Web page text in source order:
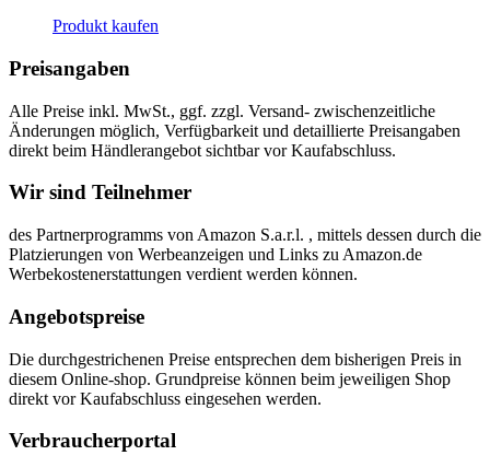
Produkt kaufen
Preisangaben
Alle Preise inkl. MwSt., ggf. zzgl. Versand- zwischenzeitliche
Änderungen möglich, Verfügbarkeit und detaillierte Preisangaben
direkt beim Händlerangebot sichtbar vor Kaufabschluss.
Wir sind Teilnehmer
des Partnerprogramms von Amazon S.a.r.l. , mittels dessen durch die
Platzierungen von Werbeanzeigen und Links zu Amazon.de
Werbekostenerstattungen verdient werden können.
Angebotspreise
Die durchgestrichenen Preise entsprechen dem bisherigen Preis in
diesem Online-shop. Grundpreise können beim jeweiligen Shop
direkt vor Kaufabschluss eingesehen werden.
Verbraucherportal